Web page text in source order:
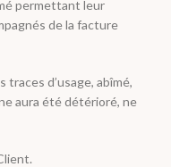
permettant leur
de la facture
d’usage, abîmé,
aura été détérioré, ne